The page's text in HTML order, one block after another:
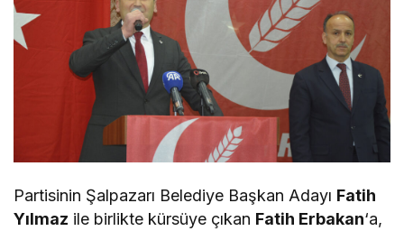
Partisinin Şalpazarı Belediye Başkan Adayı Fatih
Yılmaz ile birlikte kürsüye çıkan Fatih Erbakan‘a,